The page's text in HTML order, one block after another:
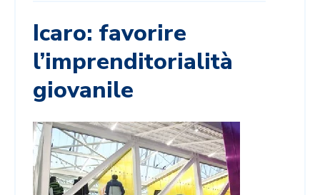
Icaro: favorire
l’imprenditorialità
giovanile